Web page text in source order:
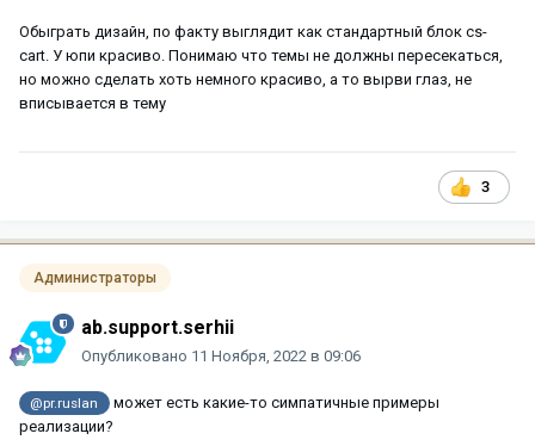
Обыграть дизайн, по факту выглядит как стандартный блок cs-
cart. У юпи красиво. Понимаю что темы не должны пересекаться,
но можно сделать хоть немного красиво, а то вырви глаз, не
вписывается в тему
3
Администраторы
ab.support.serhii
Опубликовано 11 Ноября, 2022 в 09:06
@pr.ruslan
может есть какие-то симпатичные примеры
реализации?